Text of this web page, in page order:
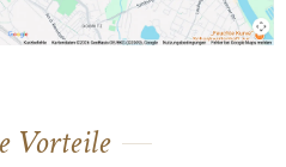
Vorteile